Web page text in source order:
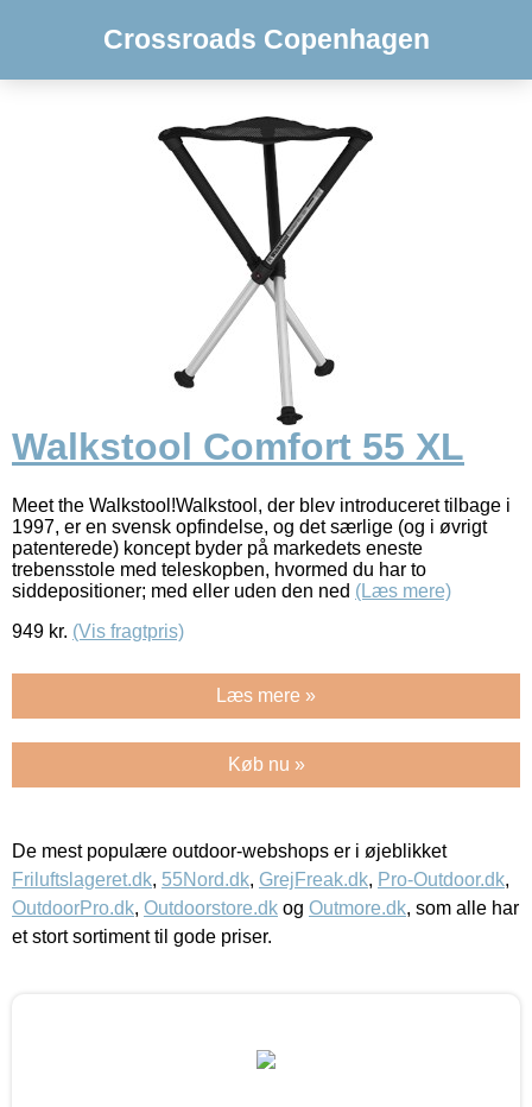
Crossroads Copenhagen
Walkstool Comfort 55 XL
Meet the Walkstool!Walkstool, der blev introduceret tilbage i
1997, er en svensk opfindelse, og det særlige (og i øvrigt
patenterede) koncept byder på markedets eneste
trebensstole med teleskopben, hvormed du har to
siddepositioner; med eller uden den ned (Læs mere)
949 kr. (Vis fragtpris)
Læs mere »
Køb nu »
De mest populære outdoor-webshops er i øjeblikket
Friluftslageret.dk, 55Nord.dk, GrejFreak.dk, Pro-Outdoor.dk,
OutdoorPro.dk, Outdoorstore.dk og Outmore.dk, som alle har
et stort sortiment til gode priser.